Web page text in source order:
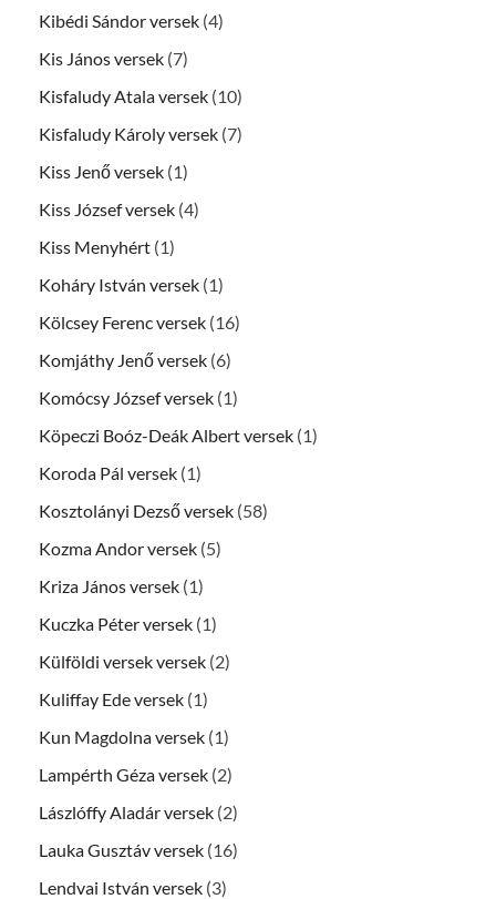
Kibédi Sándor versek (4)
Kis János versek (7)
Kisfaludy Atala versek (10)
Kisfaludy Károly versek (7)
Kiss Jenő versek (1)
Kiss József versek (4)
Kiss Menyhért (1)
Koháry István versek (1)
Kölcsey Ferenc versek (16)
Komjáthy Jenő versek (6)
Komócsy József versek (1)
Köpeczi Boóz-Deák Albert versek (1)
Koroda Pál versek (1)
Kosztolányi Dezső versek (58)
Kozma Andor versek (5)
Kriza János versek (1)
Kuczka Péter versek (1)
Külföldi versek versek (2)
Kuliffay Ede versek (1)
Kun Magdolna versek (1)
Lampérth Géza versek (2)
Lászlóffy Aladár versek (2)
Lauka Gusztáv versek (16)
Lendvai István versek (3)